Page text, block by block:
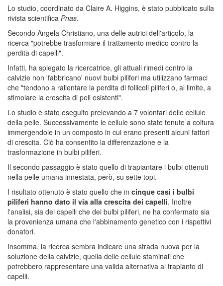
Lo studio, coordinato da Claire A. Higgins, è stato pubblicato sulla
rivista scientifica Pnas.
Secondo Angela Christiano, una delle autrici dell'articolo, la
ricerca "potrebbe trasformare il trattamento medico contro la
perdita di capelli".
Infatti, ha spiegato la ricercatrice, gli attuali rimedi contro la
calvizie non 'fabbricano' nuovi bulbi piliferi ma utilizzano farmaci
che "tendono a rallentare la perdita di follicoli piliferi o, al limite, a
stimolare la crescita di peli esistenti".
Lo studio è stato eseguito prelevando a 7 volontari delle cellule
della pelle. Successivamente le cellule sono state tenute a coltura
immergendole in un composto in cui erano presenti alcuni fattori
di crescita. Ciò ha consentito la differenzazione e la
trasformazione in bulbi piliferi.
Il secondo passaggio è stato quello di trapiantare i bulbi ottenuti
nella pelle umana innestata, però, su sette topi.
I risultato ottenuto è stato quello che in cinque casi i bulbi
piliferi hanno dato il via alla crescita dei capelli. Inoltre
l'analisi, sia dei capelli che dei bulbi piliferi, ne ha confermato sia
la provenienza umana che l'abbinamento genetico con i rispettivi
donatori.
Insomma, la ricerca sembra indicare una strada nuova per la
soluzione della calvizie, quella delle cellule staminali che
potrebbero rappresentare una valida alternativa al trapianto di
capelli.